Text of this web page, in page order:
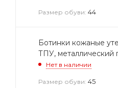
Размер обуви: 44
Ботинки кожаные
ТПУ, металлический
Нет в наличии
Размер обуви: 45